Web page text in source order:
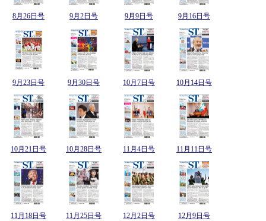
8月26日号 9月2日号 9月9日号 9月16日号
9月23日号 9月30日号 10月7日号 10月14日号
10月21日号 10月28日号 11月4日号 11月11日号
11月18日号 11月25日号 12月2日号 12月9日号